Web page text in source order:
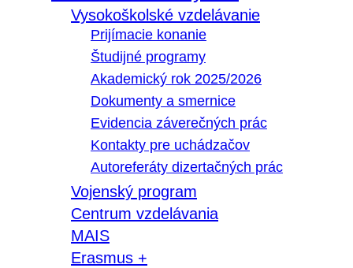
Vysokoškolské vzdelávanie
Prijímacie konanie
Študijné programy
Akademický rok 2025/2026
Dokumenty a smernice
Evidencia záverečných prác
Kontakty pre uchádzačov
Autoreferáty dizertačných prác
Vojenský program
Centrum vzdelávania
MAIS
Erasmus +